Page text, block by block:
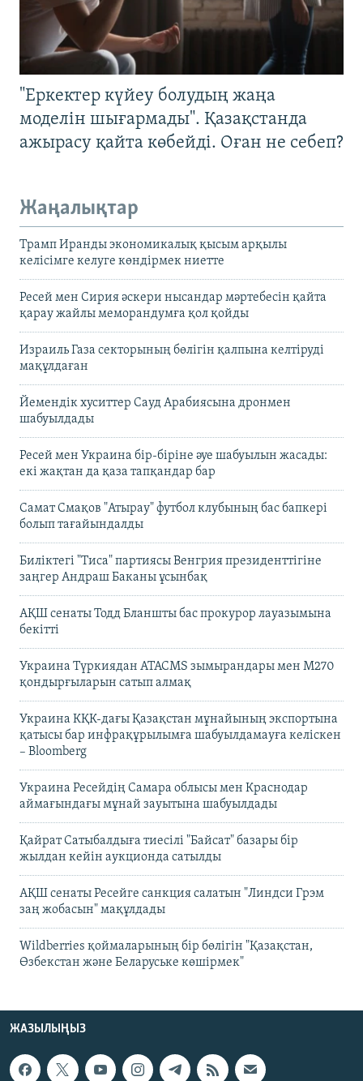
"Еркектер күйеу болудың жаңа
моделін шығармады". Қазақстанда
ажырасу қайта көбейді. Оған не себеп?
Жаңалықтар
Трамп Иранды экономикалық қысым арқылы
келісімге келуге көндірмек ниетте
Ресей мен Сирия әскери нысандар мәртебесін қайта
қарау жайлы меморандумға қол қойды
Израиль Газа секторының бөлігін қалпына келтіруді
мақұлдаған
Йемендік хуситтер Сауд Арабиясына дронмен
шабуылдады
Ресей мен Украина бір-біріне әуе шабуылын жасады:
екі жақтан да қаза тапқандар бар
Самат Смақов "Атырау" футбол клубының бас бапкері
болып тағайындалды
Биліктегі "Тиса" партиясы Венгрия президенттігіне
заңгер Андраш Баканы ұсынбақ
АҚШ сенаты Тодд Бланшты бас прокурор лауазымына
бекітті
Украина Түркиядан ATACMS зымырандары мен M270
қондырғыларын сатып алмақ
Украина КҚК-дағы Қазақстан мұнайының экспортына
қатысы бар инфрақұрылымға шабуылдамауға келіскен
– Bloomberg
Украина Ресейдің Самара облысы мен Краснодар
аймағындағы мұнай зауытына шабуылдады
Қайрат Сатыбалдыға тиесілі "Байсат" базары бір
жылдан кейін аукционда сатылды
АҚШ сенаты Ресейге санкция салатын "Линдси Грэм
заң жобасын" мақұлдады
Wildberries қоймаларының бір бөлігін "Қазақстан,
Өзбекстан және Беларуське көшірмек"
ЖАЗЫЛЫҢЫЗ